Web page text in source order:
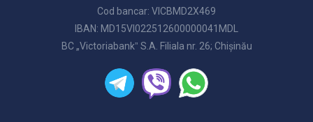
Cod bancar: VICBMD2X469
IBAN: MD15VI022512600000041MDL
BC „Victoriabankˮ S.A. Filiala nr. 26; Chişinău